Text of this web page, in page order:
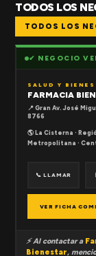
TODOS LOS
TODOS LOS
✔ NEGOCIO
SALUD Y
FARMACIA
📍 Gran Av. José
8766
🌎 La Cisterna ·
Metropolitana ·
📞 LLAMAR
VER FICHA
⚡ Al contactar a
Bienestar,